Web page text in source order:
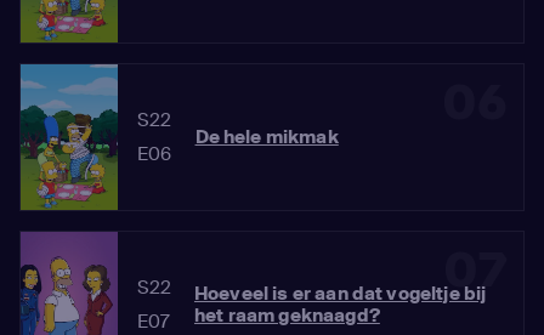
S22
E06
De hele mikmak
07
S22
E07
Hoeveel is er aan dat vogeltje bij
het raam geknaagd?